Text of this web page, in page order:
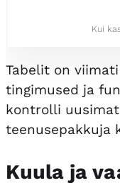
Kui
Tabelit on
tingimused ja
kontrolli
teenusepakkuja
Kuula ja